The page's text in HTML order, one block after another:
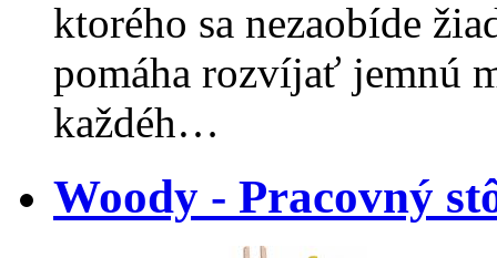
ktorého sa nezaobíde
pomáha rozvíjať jemnú
každéh…
Woody - Pracovný